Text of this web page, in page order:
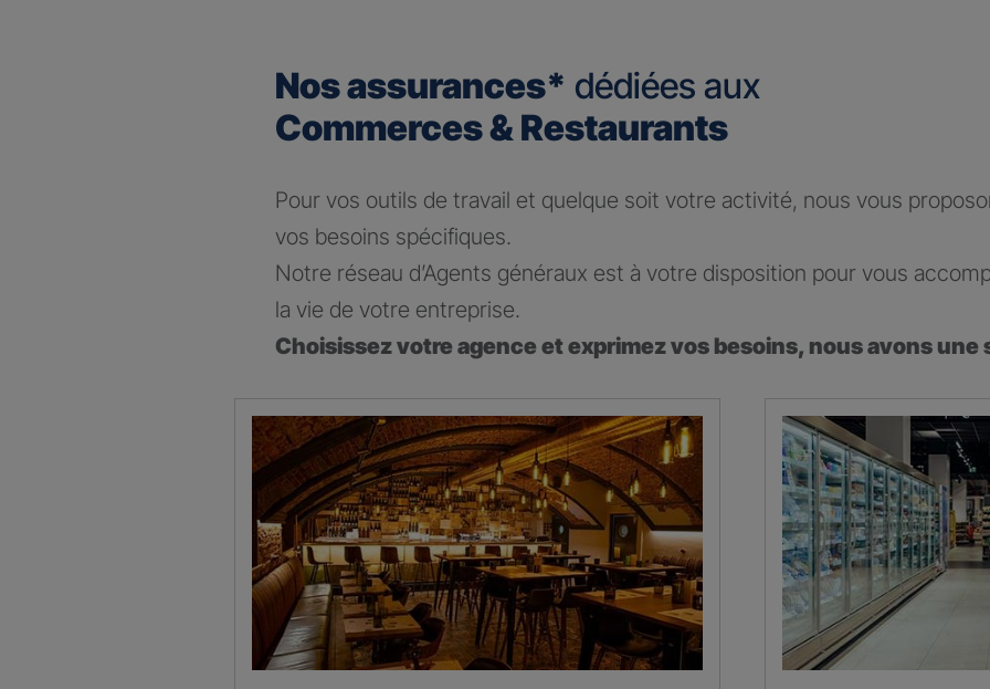
Nos assurances* dédiées aux
Commerces & Restaurants
Pour vos outils de travail et quelque soit votre activité, nous vous
vos besoins spécifiques.
Notre réseau d’Agents généraux est à votre disposition pour vous
la vie de votre entreprise.
Choisissez votre agence et exprimez vos besoins, nous avons